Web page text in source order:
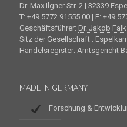
Dr. Max Ilgner Str. 2 | 32339
T: +49 5772 91555 00 | F: +49
Geschäftsführer: Dr. Jakob Falk
Sitz der Gesellschaft :
Handelsregister: Amtsgericht
MADE IN GERMANY
Forschung &